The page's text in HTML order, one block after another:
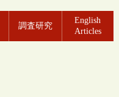
調査研究
English
Articles